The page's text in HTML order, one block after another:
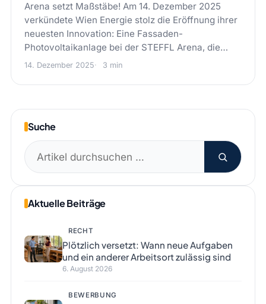
Arena setzt Maßstäbe! Am 14. Dezember 2025
verkündete Wien Energie stolz die Eröffnung ihrer
neuesten Innovation: Eine Fassaden-
Photovoltaikanlage bei der STEFFL Arena, die…
14. Dezember 2025 3 min
Suche
Suchen
nach:
Aktuelle Beiträge
RECHT
Plötzlich versetzt: Wann neue Aufgaben
und ein anderer Arbeitsort zulässig sind
6. August 2026
BEWERBUNG